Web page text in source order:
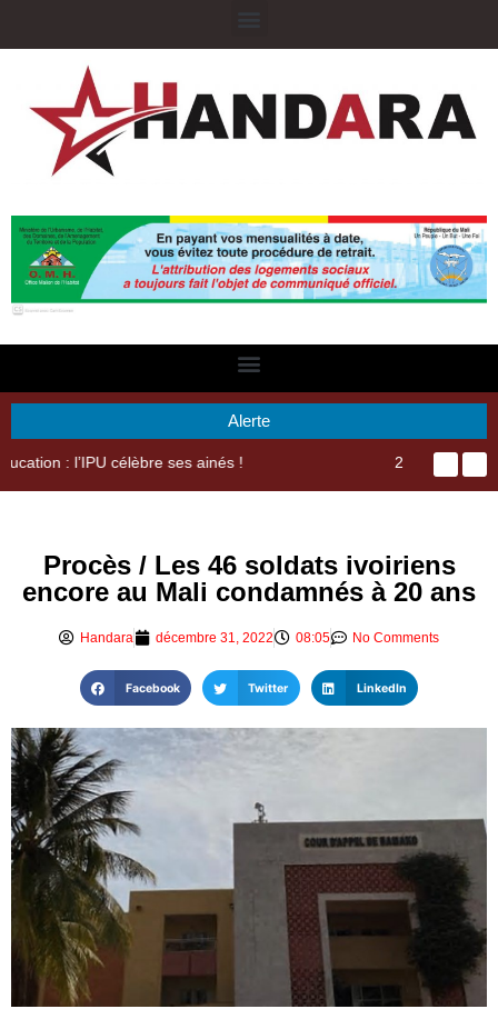
Alerte
29ème Assemblée Générale Ordinaire de l’Union Nyèsigiso : L’encours total des dépôts des membres passé de 18 milliards en 2024 à 21 milliards en 2025
Procès / Les 46 soldats ivoiriens
encore au Mali condamnés à 20 ans
Handara décembre 31, 2022 08:05 No Comments
Facebook Twitter LinkedIn